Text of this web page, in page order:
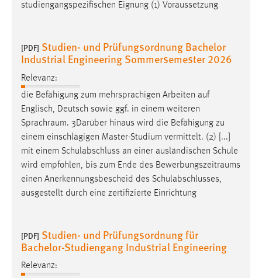
studiengangspezifischen Eignung (1) Voraussetzung
[PDF] Studien- und Prüfungsordnung Bachelor
Industrial Engineering Sommersemester 2026
Relevanz:
die Befähigung zum mehrsprachigen Arbeiten auf
Englisch, Deutsch sowie ggf. in einem weiteren
Sprachraum. 3Darüber hinaus wird die Befähigung zu
einem einschlägigen Master-Studium vermittelt. (2) [...]
mit einem Schulabschluss an einer ausländischen Schule
wird empfohlen, bis zum Ende des Bewerbungszeitraums
einen Anerkennungsbescheid des Schulabschlusses,
ausgestellt durch eine zertifizierte Einrichtung
[PDF] Studien- und Prüfungsordnung für
Bachelor-Studiengang Industrial Engineering
Relevanz:
Cookie Laufzeit:
3 Monate
Facebook Pixel
Name:
_fbp
Anbieter:
Facebook
Zweck:
3 Monate